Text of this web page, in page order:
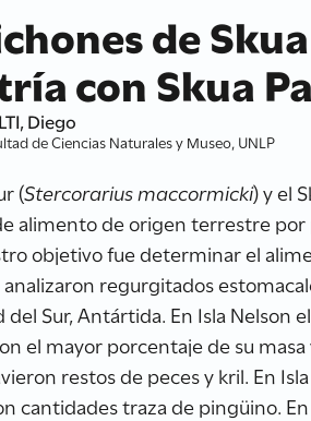
de
con Skua
Diego
de Ciencias Naturales y Museo, UNLP
(Stercorarius maccormicki) y el
alimento de origen terrestre por
objetivo fue determinar el
analizaron regurgitados
Sur, Antártida. En Isla Nelson
el mayor porcentaje de su
restos de peces y kril. En
traza de pingüino. En